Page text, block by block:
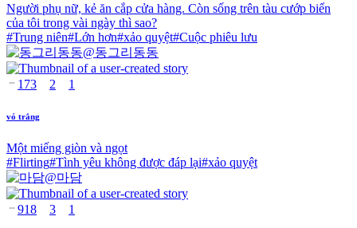
Người phụ nữ, kẻ ăn cắp cửa hàng. Còn sống trên tàu cướp biển
của tôi trong vài ngày thì sao?
#Trung niên#Lớn hơn#xảo quyệt#Cuộc phiêu lưu
@동그리동동
173 2 1
vỏ trắng
Một miếng giòn và ngọt
#Flirting#Tình yêu không được đáp lại#xảo quyệt
@마담
918 3 1